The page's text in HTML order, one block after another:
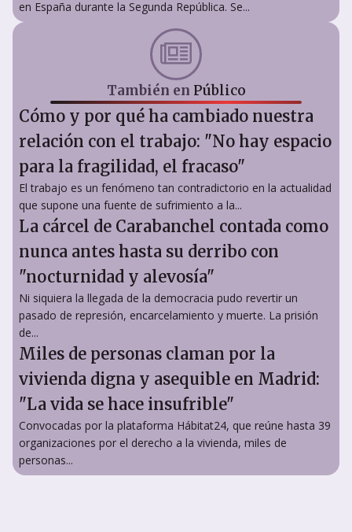
en España durante la Segunda República. Se...
También en Público
Cómo y por qué ha cambiado nuestra
relación con el trabajo: "No hay espacio
para la fragilidad, el fracaso"
El trabajo es un fenómeno tan contradictorio en la actualidad
que supone una fuente de sufrimiento a la...
La cárcel de Carabanchel contada como
nunca antes hasta su derribo con
"nocturnidad y alevosía"
Ni siquiera la llegada de la democracia pudo revertir un
pasado de represión, encarcelamiento y muerte. La prisión
de...
Miles de personas claman por la
vivienda digna y asequible en Madrid:
"La vida se hace insufrible"
Convocadas por la plataforma Hábitat24, que reúne hasta 39
organizaciones por el derecho a la vivienda, miles de
personas...